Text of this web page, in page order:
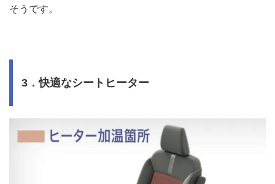
そうです。
3．快適なシートヒーター